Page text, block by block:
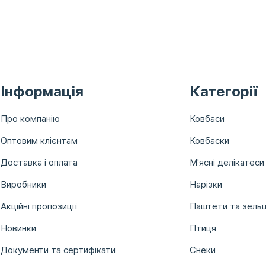
Інформація
Про компанію
Оптовим клієнтам
Доставка і оплата
Виробники
Акційні пропозиції
Новинки
Документи та сертифікати
Категорії
Ковбаси
Ковбаски
М'ясні делікатеси
Нарізки
Паштети та
Птиця
Снеки